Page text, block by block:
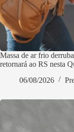
Massa de ar frio
retornará ao RS nesta
06/08/2026